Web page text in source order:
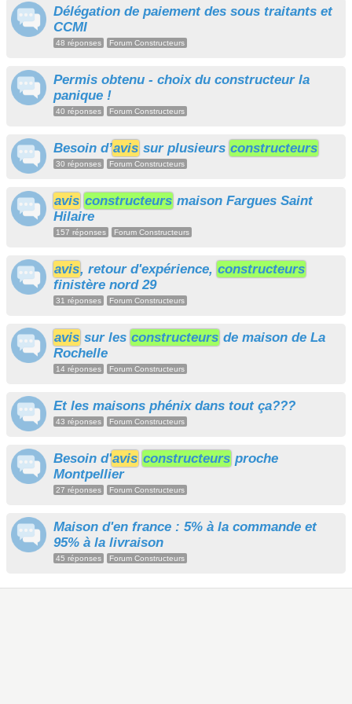
Délégation de paiement des sous traitants et
CCMI
48 réponses Forum Constructeurs
Permis obtenu - choix du constructeur la
panique !
40 réponses Forum Constructeurs
Besoin d’avis sur plusieurs constructeurs
30 réponses Forum Constructeurs
avis constructeurs maison Fargues Saint
Hilaire
157 réponses Forum Constructeurs
avis, retour d'expérience, constructeurs
finistère nord 29
31 réponses Forum Constructeurs
avis sur les constructeurs de maison de La
Rochelle
14 réponses Forum Constructeurs
Et les maisons phénix dans tout ça???
43 réponses Forum Constructeurs
Besoin d'avis constructeurs proche
Montpellier
27 réponses Forum Constructeurs
Maison d'en france : 5% à la commande et
95% à la livraison
45 réponses Forum Constructeurs